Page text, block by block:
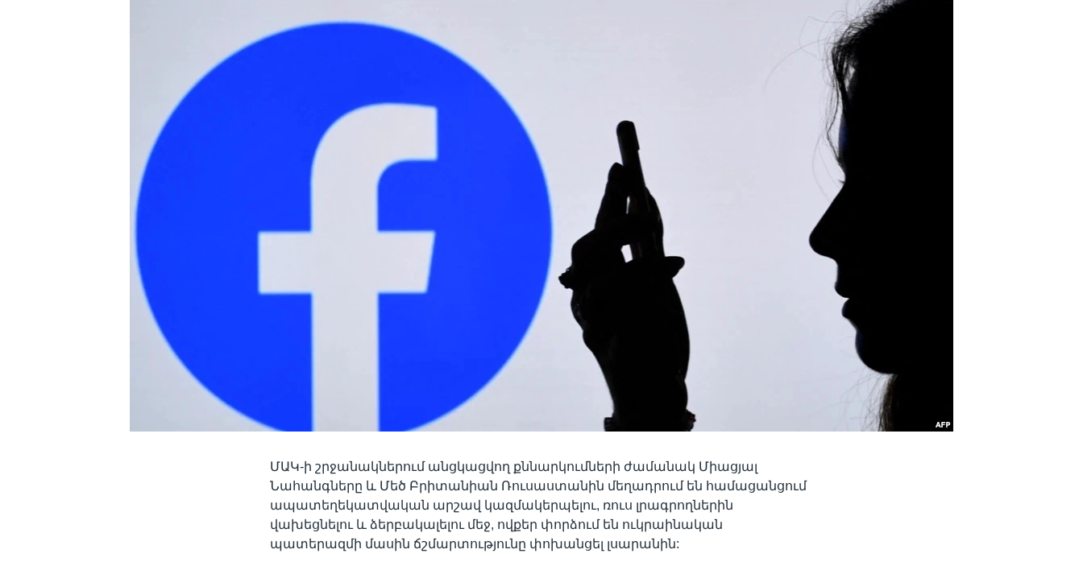
ՄԱԿ-ի շրջանակներում անցկացվող քննարկումների ժամանակ Միացյալ
Նահանգները և Մեծ Բրիտանիան Ռուսաստանին մեղադրում են համացանցում
ապատեղեկատվական արշավ կազմակերպելու, ռուս լրագրողներին
վախեցնելու և ձերբակալելու մեջ, ովքեր փորձում են ուկրաինական
պատերազմի մասին ճշմարտությունը փոխանցել լսարանին: